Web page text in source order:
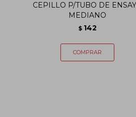
CEPILLO P/TUBO DE
MEDIANO
$ 142